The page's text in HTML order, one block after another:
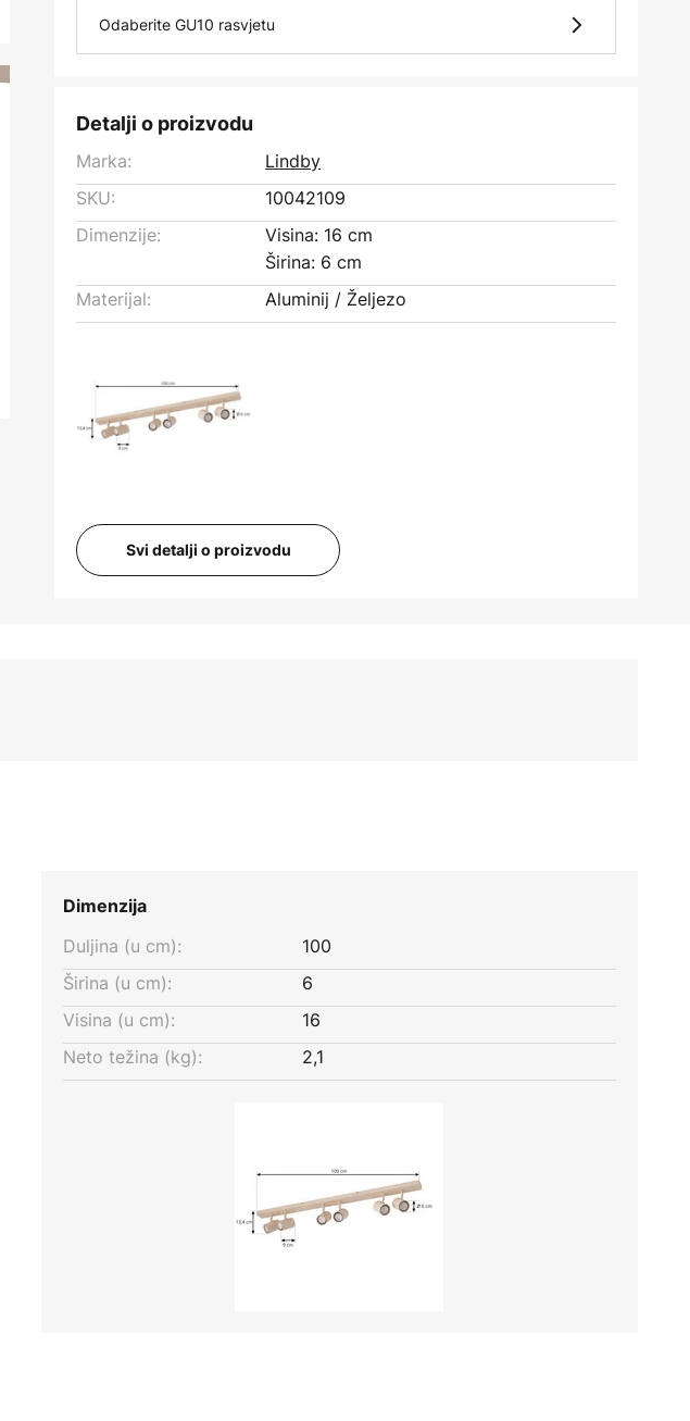
Odaberite GU10 rasvjetu
Detalji o proizvodu
Marka:
Lindby
SKU:
10042109
Dimenzije:
Visina: 16 cm
Širina: 6 cm
Materijal:
Aluminij / Željezo
Svi detalji o proizvodu
Dimenzija
Duljina (u cm):
100
Širina (u cm):
6
Visina (u cm):
16
Neto težina (kg):
2,1